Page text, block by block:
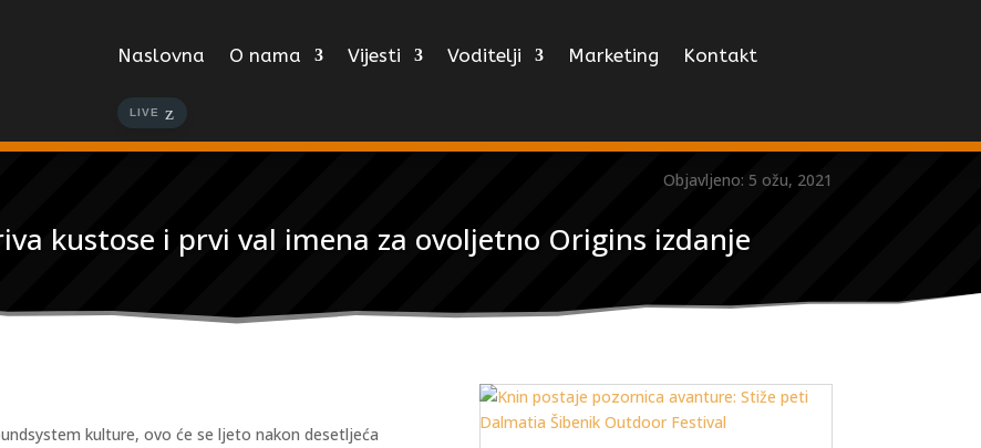
Naslovna O nama Vijesti Voditelji Marketing Kontakt
LIVE
Objavljeno: 5 ožu, 2021
kustose i prvi val imena za ovoljetno Origins izdanje
kulture, ovo će se ljeto nakon desetljeća